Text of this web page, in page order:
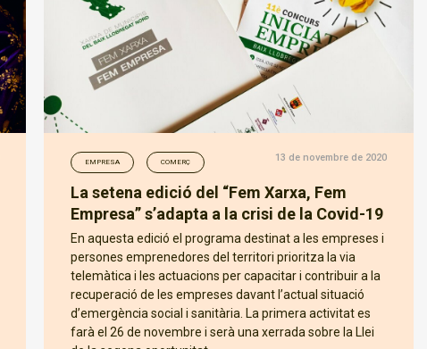
EMPRESA COMERÇ 13 de novembre de 2020
La setena edició del “Fem Xarxa, Fem
Empresa” s’adapta a la crisi de la Covid-19
En aquesta edició el programa destinat a les empreses i
persones emprenedores del territori prioritza la via
telemàtica i les actuacions per capacitar i contribuir a la
recuperació de les empreses davant l’actual situació
d’emergència social i sanitària. La primera activitat es
farà el 26 de novembre i serà una xerrada sobre la Llei